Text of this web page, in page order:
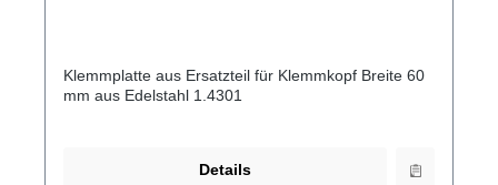
Klemmplatte aus Ersatzteil für Klemmkopf Breite 60
mm aus Edelstahl 1.4301
Details